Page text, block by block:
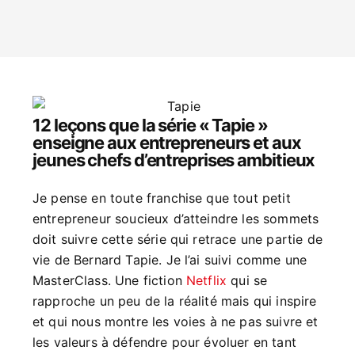
12 leçons que la série « Tapie »
enseigne aux entrepreneurs et aux
jeunes chefs d’entreprises ambitieux
Je pense en toute franchise que tout petit
entrepreneur soucieux d’atteindre les sommets
doit suivre cette série qui retrace une partie de
vie de Bernard Tapie. Je l’ai suivi comme une
MasterClass. Une fiction Netflix qui se
rapproche un peu de la réalité mais qui inspire
et qui nous montre les voies à ne pas suivre et
les valeurs à défendre pour évoluer en tant